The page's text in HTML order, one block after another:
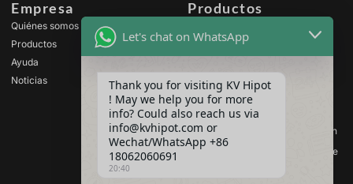
Empresa
Quiénes somos
Productos
Ayuda
Noticias
Productos
tensión
Equipos de ensayo de
transformadores
Equipos de prueba de
baterías
Equipos de prueba de
interruptores de alta tensión
Equipos de ensayo de aceite
Let's chat on WhatsApp
Thank you for visiting KV Hipot
! May we help you for more
info? Could also reach us via
info@kvhipot.com or
Wechat/WhatsApp +86
18062060691
20:40